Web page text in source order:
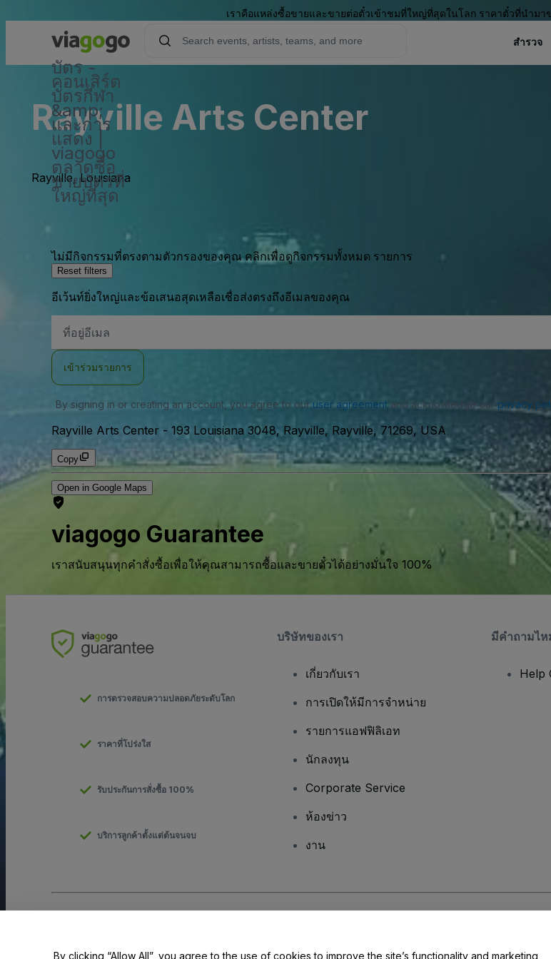
เราคือแหล่งซื้อขายและขายต่อตั๋วเข้าชมที่ใหญ่ที่สุดในโลก ราคาตั๋วที่นำมา
บัตร -
คอนเสิร์ต
บัตรกีฬา
&amp;
และการ
แสดง |
viagogo
ตลาดซื้อ
ขายบัตรที่
ใหญ่ที่สุด
สำรวจ
Rayville Arts Center
Rayville, Louisiana
ไม่มีกิจกรรมที่ตรงตามตัวกรองของคุณ คลิกเพื่อดูกิจกรรมทั้งหมด รายการ
Reset filters
อีเว้นท์ยิ่งใหญ่และข้อเสนอสุดเหลือเชื่อส่งตรงถึงอีเมลของคุณ
อยู่
เข้าร่วมรายการ
By signing in or creating an account, you agree to ouruser agreementand acknowledge our privacy
Rayville Arts Center - 193 Louisiana 3048, Rayville, Rayville, 71269, USA
Copy
Open in Google Maps
viagogo Guarantee
เราสนับสนุนทุกคําสั่งซื้อเพื่อให้คุณสามารถซื้อและขายตั๋วได้อย่างมั่นใจ 100%
การตรวจสอบความปลอดภัยระดับโลก
ราคาที่โปร่งใส
รับประกันการสั่งซื้อ 100%
บริการลูกค้าตั้งแต่ต้นจนจบ
บริษัทของเรา
เกี่ยวกับเรา
การเปิดให้มีการจำหน่าย
รายการแอฟฟิลิเอท
นักลงทุน
Corporate Service
ห้องข่าว
งาน
มีคําถามไห
Help
ห้ามแชร์ข้อมูลส่วนบุคคลของฉัน/ทางเลือกเกี่ยวกับความเป็นส่วนตัวของคุณ
By clicking “Allow All”, you agree to the use of cookies to improve the site’s functionality and marketing